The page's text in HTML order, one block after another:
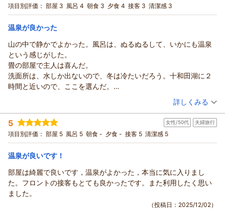
宿泊プラン： 【朝食付】和朝食で元気いっぱいの1日をスタート！チェック
インは22時までOK
和室 朝のみ
宿泊価格帯： 6,001～7,000円(大人一人あたり/税込)
項目別評価： 部屋 3 風呂 4 朝食 3 夕食 4 接客 3 清潔感 3
温泉が良かった
山の中で静かでよかった。風呂は、ぬるぬるして、いかにも温泉
という感じがした。
畳の部屋で主人は喜んだ。
洗面所は、水しか出ないので、冬は冷たいだろう。十和田湖に２
時間と近いので、ここを選んだ。
スリッパがなく、もらった靴下で移動が、私としては、いやだっ
（投稿日：2025/12/05）
宿泊時期： 2025年11月宿泊 (夫婦旅行)
投稿者： さっちゃんさん
宿泊プラン： 【2食付】 秋田の食材を使用した田舎料理をご堪能ください☆
和室 朝・夕
宿泊価格帯： 9,001～10,000円(大人一人あたり/税込)
詳しくみる
5 女性/50代 夫婦旅行
項目別評価： 部屋 5 風呂 5 朝食 - 夕食 - 接客 5 清潔感 5
温泉が良いです！
部屋は綺麗で良いです，温泉がよかった，本当に気に入りまし
た。フロントの接客もとても良かったです。また利用したく思い
ました。
（投稿日：2025/12/02）